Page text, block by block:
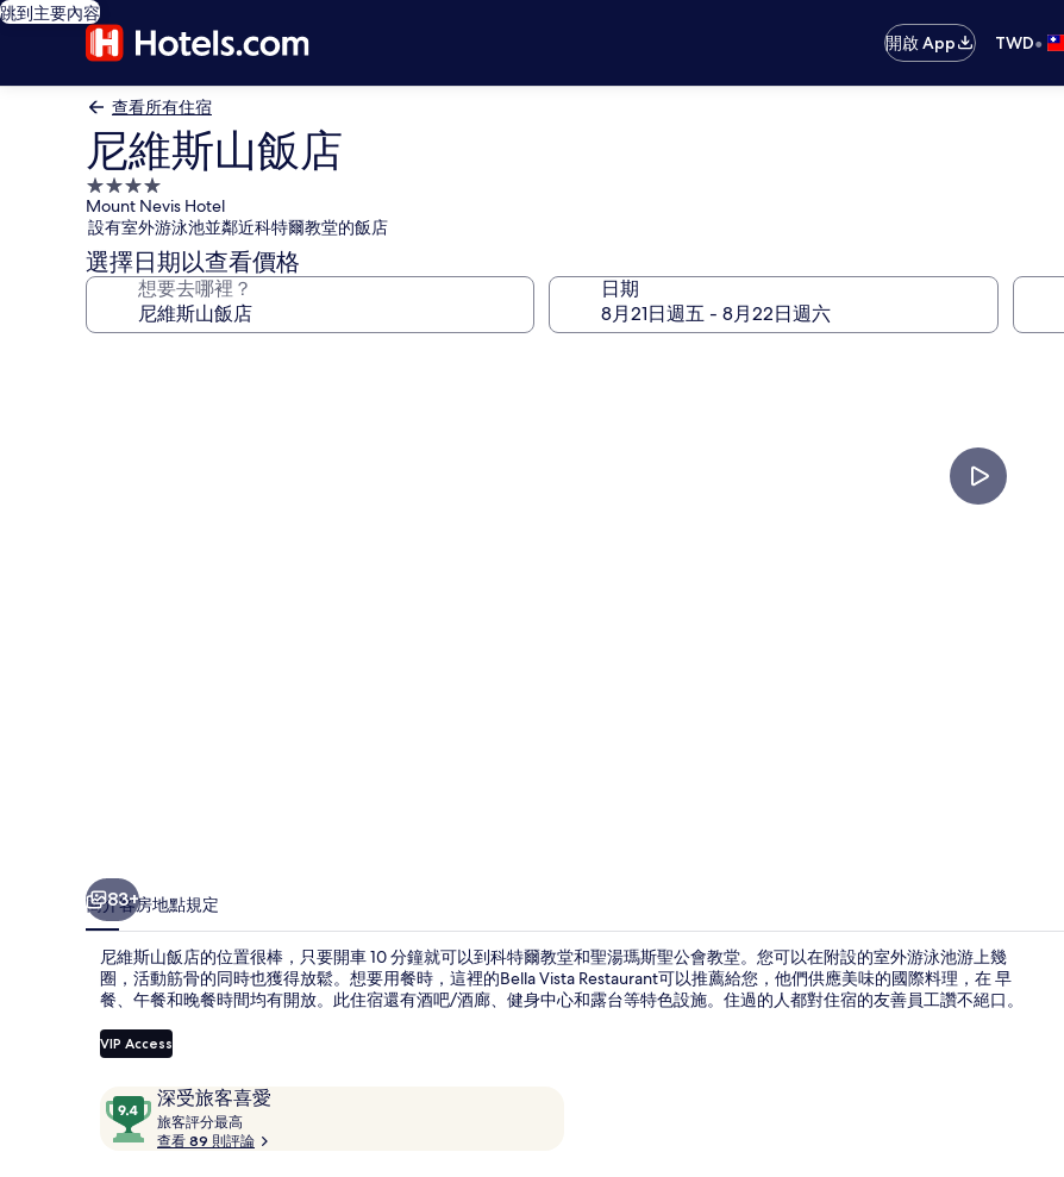
跳到主要內容
開啟 App
TWD•
查看所有住宿
尼維斯山飯店
4.0
星
級
住
宿
Mount Nevis Hotel
設有室外游泳池並鄰近科特爾教堂的飯店
選擇日期以查看價格
想要去哪裡？ 日期
83+
簡介客房地點規定
尼維斯山飯店的位置很棒，只要開車 10 分鐘就可以到科特爾教堂和聖湯瑪斯聖公會教堂。您可以在附設的室外游泳池游上幾
圈，活動筋骨的同時也獲得放鬆。想要用餐時，這裡的Bella Vista Restaurant可以推薦給您，他們供應美味的國際料理，在 早
餐、午餐和晚餐時間均有開放。此住宿還有酒吧/酒廊、健身中心和露台等特色設施。住過的人都對住宿的友善員工讚不絕口。
VIP Access
評
論
深受旅客喜愛
9.4
分，
滿
旅客評分最高
客
查看 89 則評論